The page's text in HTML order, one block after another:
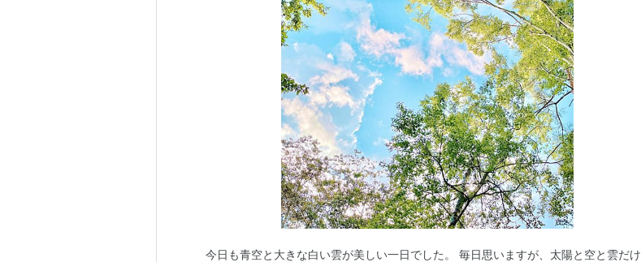
今日も青空と大きな白い雲が美しい一日でした。 毎日思いますが、太陽と空と雲だけ